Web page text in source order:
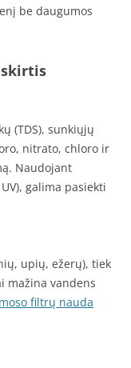
be daugumos
(TDS), sunkiųjų
nitrato, chloro ir
Naudojant
galima pasiekti
upių, ežerų), tiek
mažina vandens
filtrų nauda